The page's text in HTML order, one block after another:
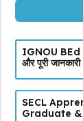
IGNOU BEd
और पूरी जानकारी
SECL
Graduate